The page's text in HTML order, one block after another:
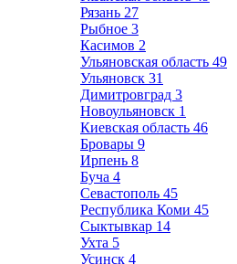
Рязань 27
Рыбное 3
Касимов 2
Ульяновская область 49
Ульяновск 31
Димитровград 3
Новоульяновск 1
Киевская область 46
Бровары 9
Ирпень 8
Буча 4
Севастополь 45
Республика Коми 45
Сыктывкар 14
Ухта 5
Усинск 4